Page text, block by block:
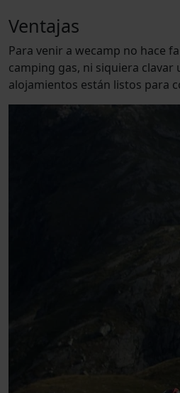
Ventajas
Para venir a wecamp no hace
camping gas, ni siquiera clavar
alojamientos están listos para